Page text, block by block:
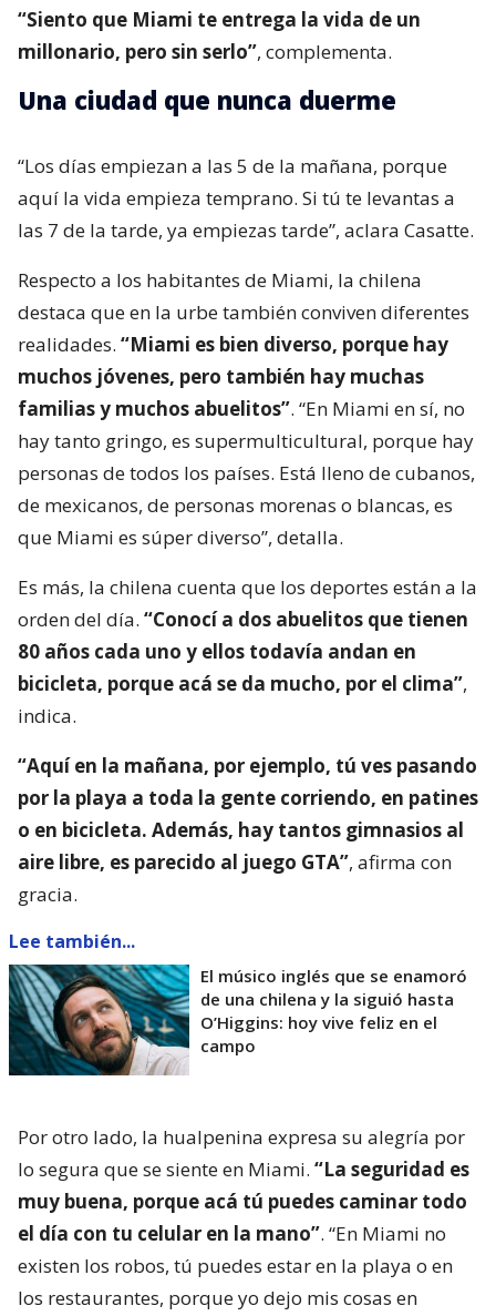
“Siento que Miami te entrega la vida de un
millonario, pero sin serlo”, complementa.
Una ciudad que nunca duerme
“Los días empiezan a las 5 de la mañana, porque
aquí la vida empieza temprano. Si tú te levantas a
las 7 de la tarde, ya empiezas tarde”, aclara Casatte.
Respecto a los habitantes de Miami, la chilena
destaca que en la urbe también conviven diferentes
realidades. “Miami es bien diverso, porque hay
muchos jóvenes, pero también hay muchas
familias y muchos abuelitos”. “En Miami en sí, no
hay tanto gringo, es supermulticultural, porque hay
personas de todos los países. Está lleno de cubanos,
de mexicanos, de personas morenas o blancas, es
que Miami es súper diverso”, detalla.
Es más, la chilena cuenta que los deportes están a la
orden del día. “Conocí a dos abuelitos que tienen
80 años cada uno y ellos todavía andan en
bicicleta, porque acá se da mucho, por el clima”,
indica.
“Aquí en la mañana, por ejemplo, tú ves pasando
por la playa a toda la gente corriendo, en patines
o en bicicleta. Además, hay tantos gimnasios al
aire libre, es parecido al juego GTA”, afirma con
gracia.
Lee también...
El músico inglés que se enamoró
de una chilena y la siguió hasta
O’Higgins: hoy vive feliz en el
campo
Por otro lado, la hualpenina expresa su alegría por
lo segura que se siente en Miami. “La seguridad es
muy buena, porque acá tú puedes caminar todo
el día con tu celular en la mano”. “En Miami no
existen los robos, tú puedes estar en la playa o en
los restaurantes, porque yo dejo mis cosas en